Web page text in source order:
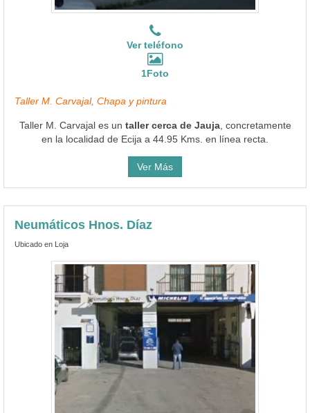
Ver teléfono
1Foto
Taller M. Carvajal, Chapa y pintura
Taller M. Carvajal es un taller cerca de Jauja, concretamente
en la localidad de Ecija a 44.95 Kms. en línea recta.
Ver Más
Neumáticos Hnos. Díaz
Ubicado en Loja